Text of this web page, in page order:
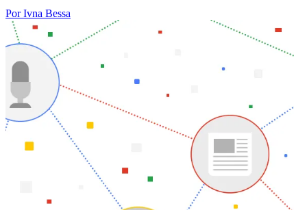
Por Ivna Bessa